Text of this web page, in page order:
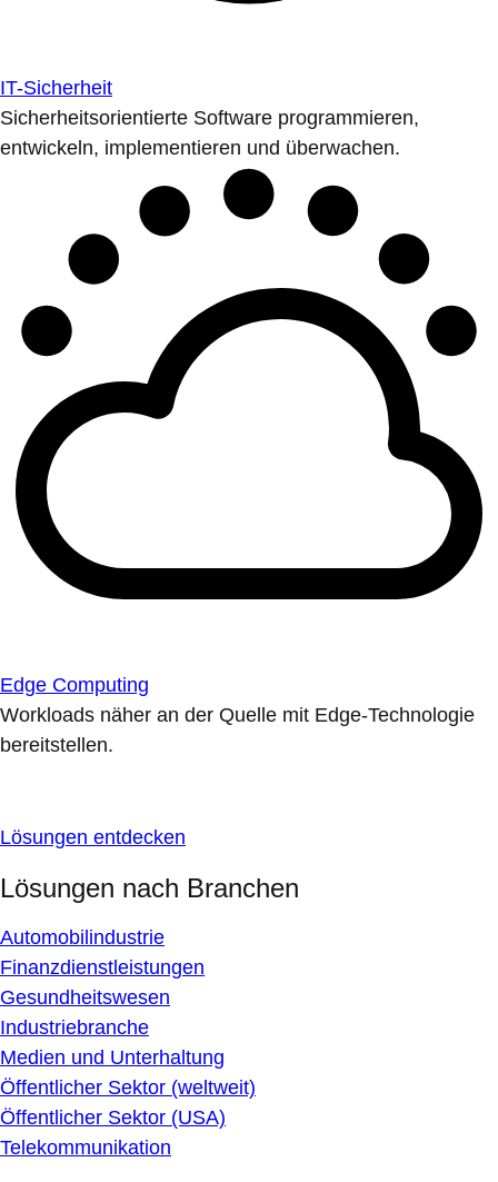
IT-Sicherheit
Sicherheitsorientierte Software programmieren,
entwickeln, implementieren und überwachen.
Edge Computing
Workloads näher an der Quelle mit Edge-Technologie
bereitstellen.
Lösungen entdecken
Lösungen nach Branchen
Automobilindustrie
Finanzdienstleistungen
Gesundheitswesen
Industriebranche
Medien und Unterhaltung
Öffentlicher Sektor (weltweit)
Öffentlicher Sektor (USA)
Telekommunikation